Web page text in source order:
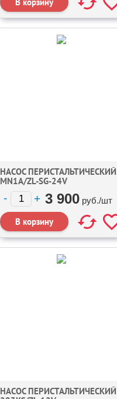
НАСОС ПЕРИСТАЛЬТИЧЕСКИЙ
MN1A/ZL-SG-24V
3 900 руб./шт
НАСОС ПЕРИСТАЛЬТИЧЕСКИЙ